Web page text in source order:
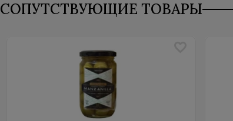
СОПУТСТВУЮЩИЕ ТОВАРЫ